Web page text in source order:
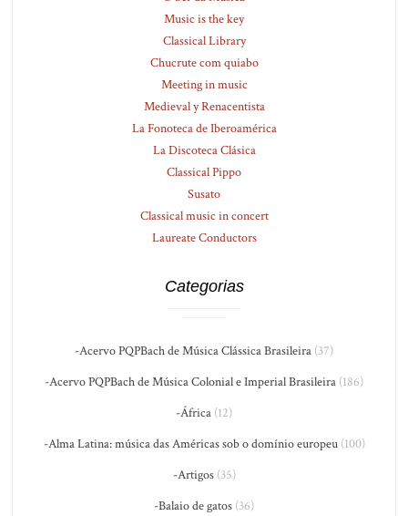
Music is the key
Classical Library
Chucrute com quiabo
Meeting in music
Medieval y Renacentista
La Fonoteca de Iberoamérica
La Discoteca Clásica
Classical Pippo
Susato
Classical music in concert
Laureate Conductors
Categorias
-Acervo PQPBach de Música Clássica Brasileira (37)
-Acervo PQPBach de Música Colonial e Imperial Brasileira (186)
-África (12)
-Alma Latina: música das Américas sob o domínio europeu(100)
-Artigos(35)
-Balaio de gatos (36)